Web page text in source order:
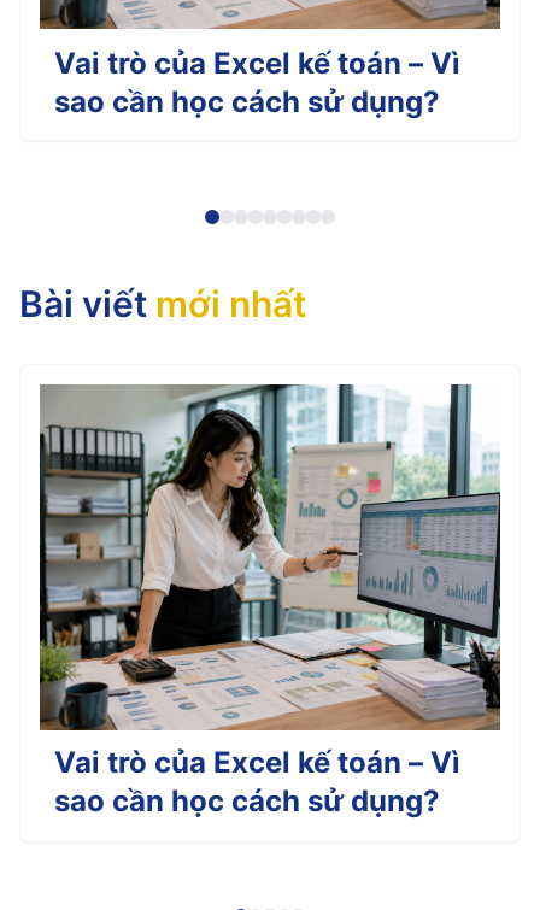
Vai trò của Excel kế toán – Vì
sao cần học cách sử dụng?
Bài viết mới nhất
Vai trò của Excel kế toán – Vì
sao cần học cách sử dụng?